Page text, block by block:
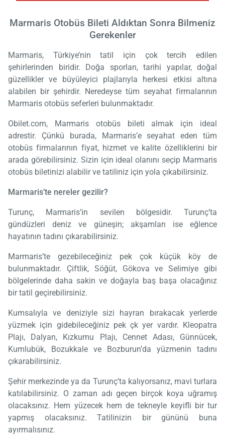
Marmaris Otobüs Bileti Aldıktan Sonra Bilmeniz
Gerekenler
Marmaris, Türkiye’nin tatil için çok tercih edilen
şehirlerinden biridir. Doğa sporları, tarihi yapılar, doğal
güzellikler ve büyüleyici plajlarıyla herkesi etkisi altına
alabilen bir şehirdir. Neredeyse tüm seyahat firmalarının
Marmaris otobüs seferleri bulunmaktadır.
Obilet.com, Marmaris otobüs bileti almak için ideal
adrestir. Çünkü burada, Marmaris’e seyahat eden tüm
otobüs firmalarının fiyat, hizmet ve kalite özelliklerini bir
arada görebilirsiniz. Sizin için ideal olanını seçip Marmaris
otobüs biletinizi alabilir ve tatiliniz için yola çıkabilirsiniz.
Marmaris’te nereler gezilir?
Turunç, Marmaris’in sevilen bölgesidir. Turunç’ta
gündüzleri deniz ve güneşin; akşamları ise eğlence
hayatının tadını çıkarabilirsiniz.
Marmaris’te gezebileceğiniz pek çok küçük köy de
bulunmaktadır. Çiftlik, Söğüt, Gökova ve Selimiye gibi
bölgelerinde daha sakin ve doğayla baş başa olacağınız
bir tatil geçirebilirsiniz.
Kumsalıyla ve deniziyle sizi hayran bırakacak yerlerde
yüzmek için gidebileceğiniz pek çk yer vardır. Kleopatra
Plajı, Dalyan, Kızkumu Plajı, Cennet Adası, Günnücek,
Kumlubük, Bozukkale ve Bozburun’da yüzmenin tadını
çıkarabilirsiniz.
Şehir merkezinde ya da Turunç’ta kalıyorsanız, mavi turlara
katılabilirsiniz. O zaman adı geçen birçok koya uğramış
olacaksınız. Hem yüzecek hem de tekneyle keyifli bir tur
yapmış olacaksınız. Tatilinizin bir gününü buna
ayırmalısınız.